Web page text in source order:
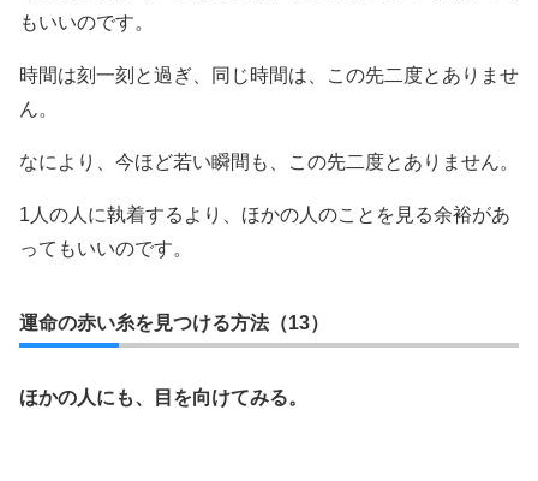
もいいのです。
時間は刻一刻と過ぎ、同じ時間は、この先二度とありませ
ん。
なにより、今ほど若い瞬間も、この先二度とありません。
1人の人に執着するより、ほかの人のことを見る余裕があ
ってもいいのです。
運命の赤い糸を見つける方法（13）
ほかの人にも、目を向けてみる。